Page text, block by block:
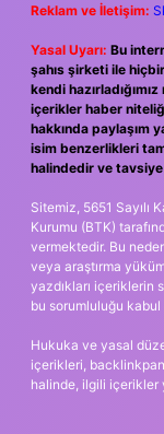
Reklam ve İletişim:
Yasal Uyarı: Bu
şahıs şirketi ile
kendi
içerikler haber
hakkında paylaşım
isim benzerlikleri
halindedir ve
Sitemiz, 5651 Sayılı
Kurumu (BTK)
vermektedir. Bu
veya araştırma
yazdıkları içeriklerin
bu sorumluluğu kabul
Hukuka ve yasal
içerikleri,
halinde, ilgili içerikler